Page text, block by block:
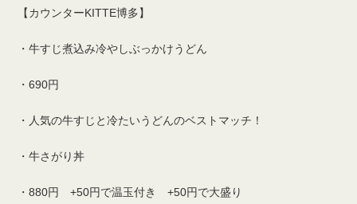
【カウンターKITTE博多】
・牛すじ煮込み冷やしぶっかけうどん
・690円
・人気の牛すじと冷たいうどんのベストマッチ！
・牛さがり丼
・880円 +50円で温玉付き +50円で大盛り